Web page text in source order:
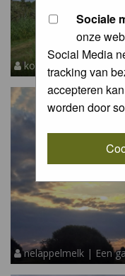
Sociale
onze
Social Media
tracking van
accepteren
worden door
kooyammers |
nelappelmelk | Een